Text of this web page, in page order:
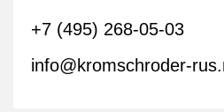
+7 (495) 268-05-03
info@kromschroder-